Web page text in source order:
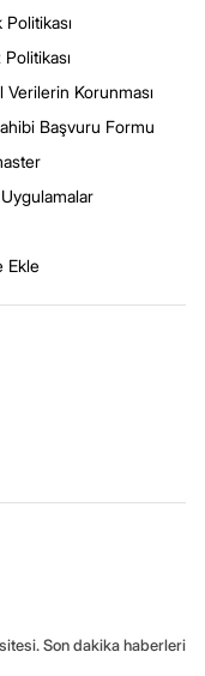
Politikası
Verilerin Korunması
Başvuru Formu
Ekle
Son dakika haberleri